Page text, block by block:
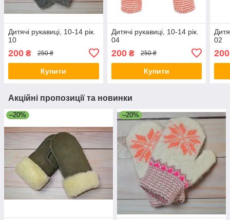
Дитячі рукавиці, 10-14 рік.
10
200 ₴ 250 ₴
Купити
Дитячі рукавиці, 10-14 рік.
04
200₴ 250 ₴
Купити
02
200
Акційні пропозиції та новинки
–20% –20%